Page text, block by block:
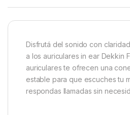
Disfrutá del sonido con
a los auriculares in ear Dekkin
auriculares te ofrecen una
estable para que escuches tu
respondas llamadas sin